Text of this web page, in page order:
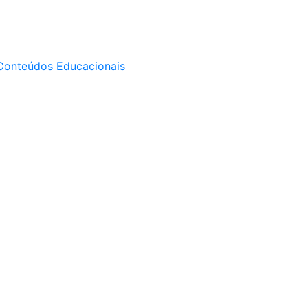
Educacionais